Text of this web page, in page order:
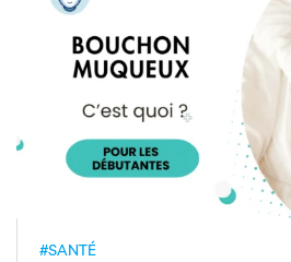
#SANTÉ